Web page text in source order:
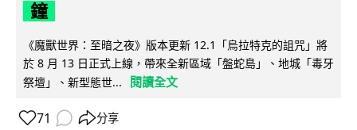
鐘
《魔獸世界：至暗之夜》版本更新 12.1「烏拉特克的詛咒」將
於 8 月 13 日正式上線，帶來全新區域「盤蛇島」、地城「毒牙
祭壇」、新型態世...
閱讀全文
71 分享